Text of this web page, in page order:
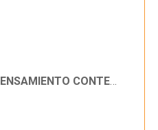
CONTEMPORÁNEO